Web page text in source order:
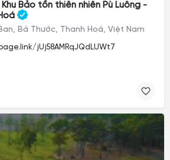
Khu Bảo tồn thiên nhiên Pù Luông -
Bá Thước, Thanh Hoá, Việt Nam
jUj58AMRqJQdLUWt7